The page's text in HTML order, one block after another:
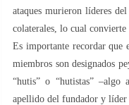
ataques murieron líderes
colaterales, lo cual convierte
Es importante recordar que
miembros son designados
“hutis” o “hutistas”
apellido del fundador y líder